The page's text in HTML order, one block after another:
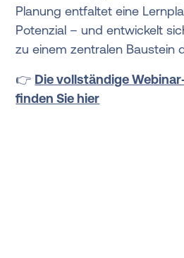
Planung entfaltet eine
Potenzial – und entwickelt
zu einem zentralen Baustein
👉 Die vollständige
finden Sie hier